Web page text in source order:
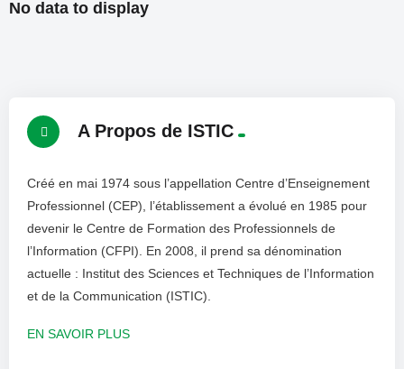
No data to display
A Propos de ISTIC
Créé en mai 1974 sous l’appellation Centre d’Enseignement
Professionnel (CEP), l’établissement a évolué en 1985 pour
devenir le Centre de Formation des Professionnels de
l’Information (CFPI). En 2008, il prend sa dénomination
actuelle : Institut des Sciences et Techniques de l’Information
et de la Communication (ISTIC).
EN SAVOIR PLUS